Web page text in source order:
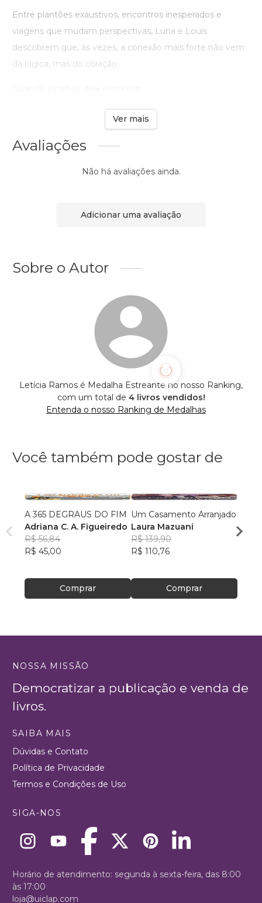
Entre plantões exaustivos, encontros inesperados e
viagens que mudam perspectivas, Luna e Louis
descobrem que, às vezes, a conexão mais forte não vem
da lógica, mas do coração.
Ver mais
Avaliações
Não há avaliações ainda.
Adicionar uma avaliação
Sobre o Autor
Letícia Ramos é Medalha Estreante no nosso Ranking,
com um total de 4 livros vendidos!
Entenda o nosso Ranking de Medalhas
Você também pode gostar de
A 365 DEGRAUS DO FIM
Adriana C. A. Figueiredo
R$ 56,84
R$ 45,00
Comprar
Um Casamento Arranjado
Laura Mazuani
R$ 139,90
R$ 110,76
Comprar
R$
NOSSA MISSÃO
Democratizar a publicação e venda de
livros.
SAIBA MAIS
Dúvidas e Contato
Política de Privacidade
Termos e Condições de Uso
SIGA-NOS
Horário de atendimento: segunda à sexta-feira, das 8:00
às 17:00
loja@uiclap.com